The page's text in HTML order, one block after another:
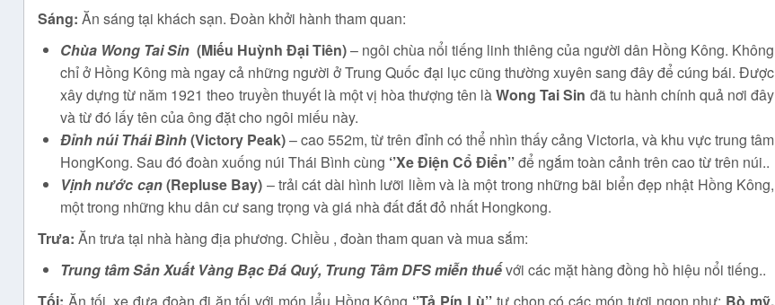
Sáng: Ăn sáng tại khách sạn. Đoàn khởi hành tham quan:
Chùa Wong Tai Sin (Miếu Huỳnh Đại Tiên)– ngôi chùa nổi tiếng linh thiêng của người dân Hồng Kông. Không
chỉ ở Hồng Kông mà ngay cả những người ở Trung Quốc đại lục cũng thường xuyên sang đây để cúng bái. Được
xây dựng từ năm 1921 theo truyền thuyết là một vị hòa thượng tên làWong Tai Sin đã tu hành chính quả nơi đây
và từ đó lấy tên của ông đặt cho ngôi miếu này.
Đỉnh núi Thái Bình(Victory Peak)– cao 552m, từ trên đỉnh có thể nhìn thấy cảng Victoria, và khu vực trung tâm
HongKong. Sau đó đoàn xuống núi Thái Bình cùng ‘’Xe Điện Cổ Điển’’để ngắm toàn cảnh trên cao từ trên núi..
Vịnh nước cạn(Repluse Bay) – trải cát dài hình lưỡi liềm và là một trong những bãi biển đẹp nhật Hồng Kông,
một trong những khu dân cư sang trọng và giá nhà đất đắt đỏ nhất Hongkong.
Trưa: Ăn trưa tại nhà hàng địa phương. Chiều , đoàn tham quan và mua sắm:
Trung tâm Sản Xuất Vàng Bạc Đá Quý, Trung Tâm DFS miễn thuếvới các mặt hàng đồng hồ hiệu nổi tiếng..